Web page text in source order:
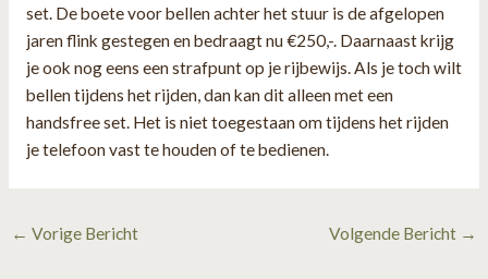
set. De boete voor bellen achter het stuur is de afgelopen
jaren flink gestegen en bedraagt nu €250,-. Daarnaast krijg
je ook nog eens een strafpunt op je rijbewijs. Als je toch wilt
bellen tijdens het rijden, dan kan dit alleen met een
handsfree set. Het is niet toegestaan om tijdens het rijden
je telefoon vast te houden of te bedienen.
Bericht
← Vorige Bericht Volgende Bericht →